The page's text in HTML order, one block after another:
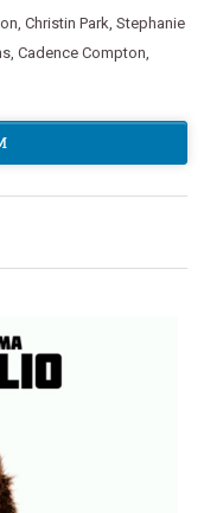
Christin Park Stephanie
Cadence Compton